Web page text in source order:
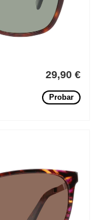
29,90 €
Probar